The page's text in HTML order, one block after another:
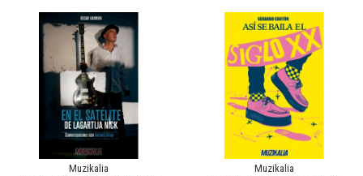
Muzikalia Muzikalia